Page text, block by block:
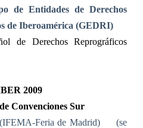
de Entidades de Derechos
de Iberoamérica (GEDRI)
de Derechos Reprográficos
2009
Convenciones Sur
Feria de Madrid)
(se